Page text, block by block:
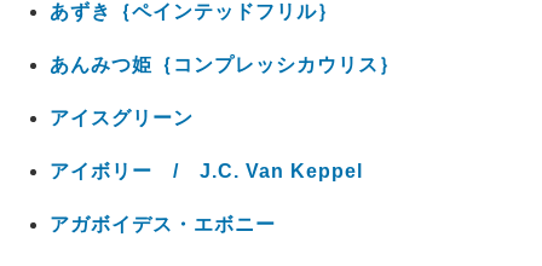
あずき｛ペインテッドフリル｝
あんみつ姫｛コンプレッシカウリス｝
アイスグリーン
アイボリー / J.C. Van Keppel
アガボイデス・エボニー